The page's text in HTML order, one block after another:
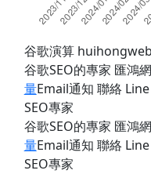
谷歌演算 huihongweb
谷歌SEO的專家 匯鴻網
量Email通知 聯絡
SEO專家
谷歌SEO的專家 匯鴻網
量Email通知 聯絡
SEO專家